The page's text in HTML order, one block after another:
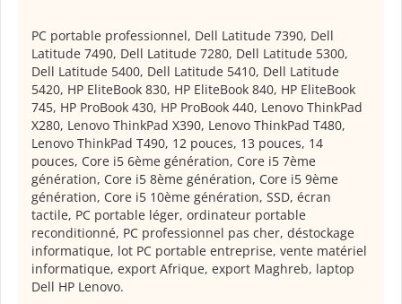
PC portable professionnel, Dell Latitude 7390, Dell
Latitude 7490, Dell Latitude 7280, Dell Latitude 5300,
Dell Latitude 5400, Dell Latitude 5410, Dell Latitude
5420, HP EliteBook 830, HP EliteBook 840, HP EliteBook
745, HP ProBook 430, HP ProBook 440, Lenovo ThinkPad
X280, Lenovo ThinkPad X390, Lenovo ThinkPad T480,
Lenovo ThinkPad T490, 12 pouces, 13 pouces, 14
pouces, Core i5 6ème génération, Core i5 7ème
génération, Core i5 8ème génération, Core i5 9ème
génération, Core i5 10ème génération, SSD, écran
tactile, PC portable léger, ordinateur portable
reconditionné, PC professionnel pas cher, déstockage
informatique, lot PC portable entreprise, vente matériel
informatique, export Afrique, export Maghreb, laptop
Dell HP Lenovo.